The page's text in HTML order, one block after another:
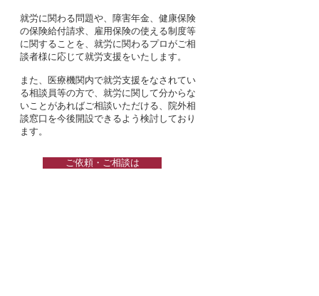
就労に関わる問題や、障害年金、健康保険
の保険給付請求、雇用保険の使える制度等
に関することを、就労に関わるプロがご相
談者様に応じて就労支援をいたします。
また、医療機関内で就労支援をなされてい
る相談員等の方で、就労に関して分からな
いことがあればご相談いただける、院外相
談窓口を今後開設できるよう検討しており
ます。
ご依頼・ご相談は